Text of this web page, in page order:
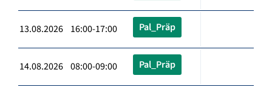
13.08.2026 16:00-17:00 Pal_Präp
14.08.2026 08:00-09:00 Pal_Präp